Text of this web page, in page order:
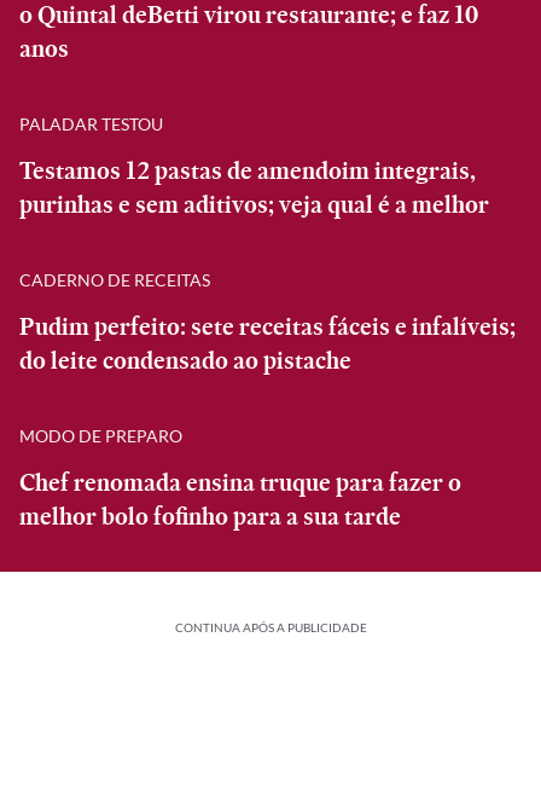
o Quintal deBetti virou restaurante; e faz 10
anos
PALADAR TESTOU
Testamos 12 pastas de amendoim integrais,
purinhas e sem aditivos; veja qual é a melhor
CADERNO DE RECEITAS
Pudim perfeito: sete receitas fáceis e infalíveis;
do leite condensado ao pistache
MODO DE PREPARO
Chef renomada ensina truque para fazer o
melhor bolo fofinho para a sua tarde
CONTINUA APÓS A PUBLICIDADE